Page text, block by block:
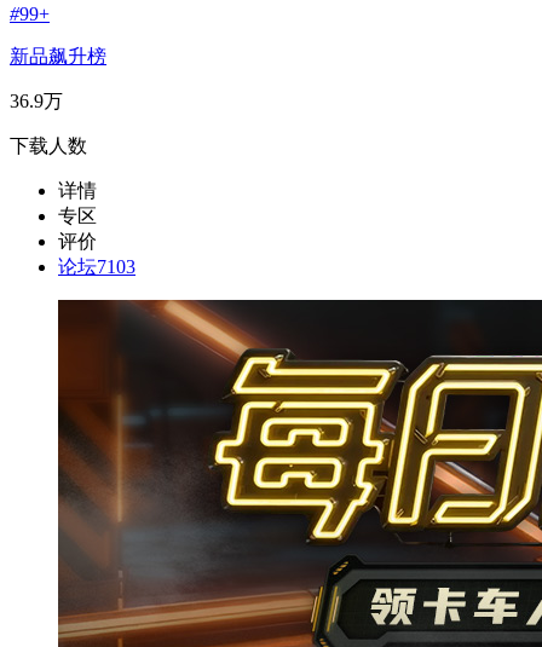
#99+
新品飙升榜
36.9万
下载人数
详情
专区
评价
论坛7103